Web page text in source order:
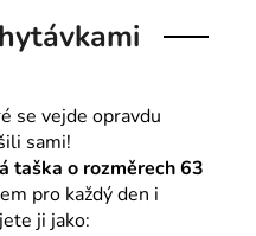
se vejde opravdu
sami!
taška o rozměrech 63
pro každý den i
ji jako: